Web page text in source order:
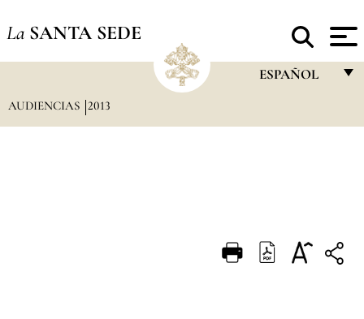
La SANTA SEDE
ESPAÑOL
DEUTSCH
AUDIENCIAS 2013